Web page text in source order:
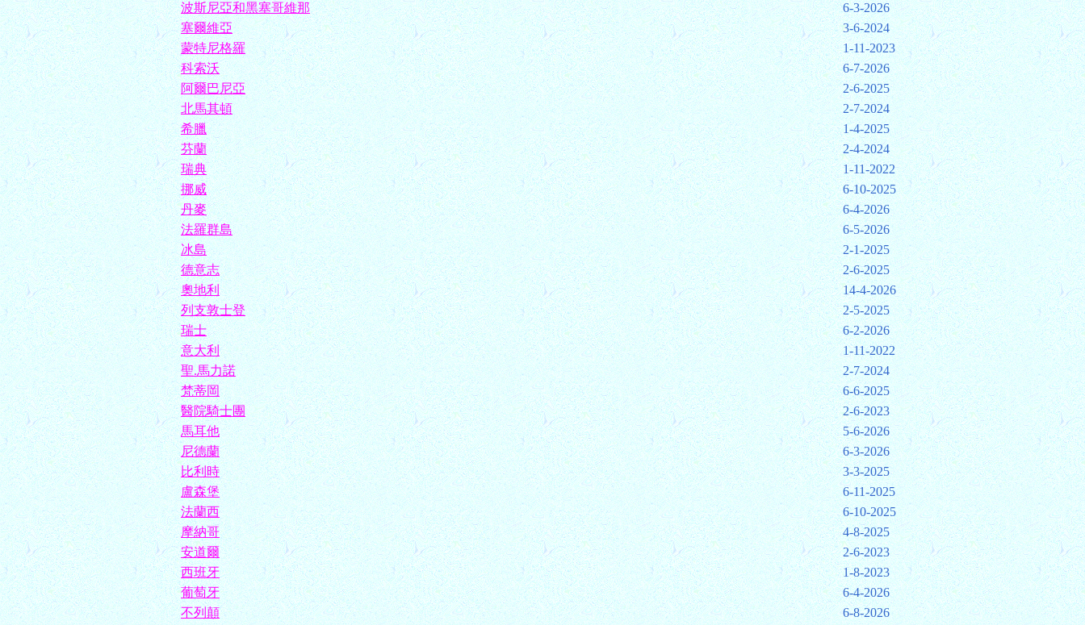
波斯尼亞和黑塞哥維那
6-3-2026
塞爾維亞
3-6-2024
蒙特尼格羅
1-11-2023
科索沃
6-7-2026
阿爾巴尼亞
2-6-2025
北馬其頓
2-7-2024
希臘
1-4-2025
芬蘭
2-4-2024
瑞典
1-11-2022
挪威
6-10-2025
丹麥
6-4-2026
法羅群島
6-5-2026
冰島
2-1-2025
德意志
2-6-2025
奧地利
14-4-2026
列支敦士登
2-5-2025
瑞士
6-2-2026
意大利
1-11-2022
聖.馬力諾
2-7-2024
梵蒂岡
6-6-2025
醫院騎士團
2-6-2023
馬耳他
5-6-2026
尼德蘭
6-3-2026
比利時
3-3-2025
盧森堡
6-11-2025
法蘭西
6-10-2025
摩納哥
4-8-2025
安道爾
2-6-2023
西班牙
1-8-2023
葡萄牙
6-4-2026
不列顛
6-8-2026